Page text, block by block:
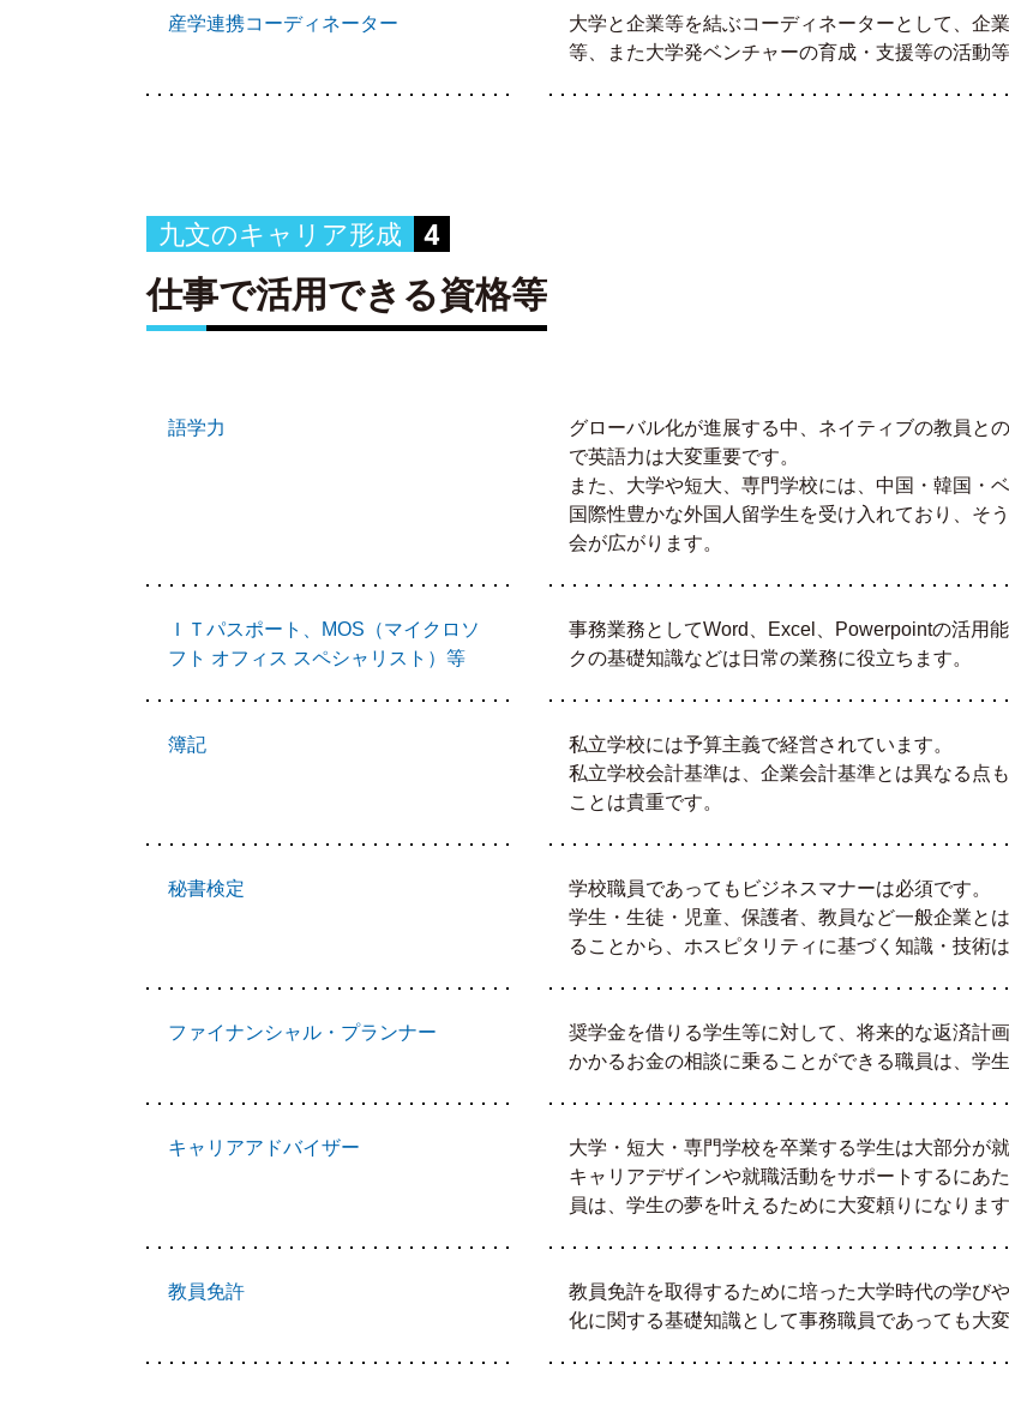
産学連携コーディネーター
大学と企業等を結ぶコーディネーターとして、企
等、また大学発ベンチャーの育成・支援等の活動
4
九文のキャリア形成
仕事で活用できる資格等
語学力
グローバル化が進展する中、ネイティブの教員と
で英語力は大変重要です。
また、大学や短大、専門学校には、中国・韓国・
国際性豊かな外国人留学生を受け入れており、そ
会が広がります。
ＩＴパスポート、MOS（マイクロソ
フト オフィス スペシャリスト）等
事務業務としてWord、Excel、Powerpointの活用
クの基礎知識などは日常の業務に役立ちます。
簿記
私立学校には予算主義で経営されています。
私立学校会計基準は、企業会計基準とは異なる点
ことは貴重です。
秘書検定
学校職員であってもビジネスマナーは必須です。
学生・生徒・児童、保護者、教員など一般企業と
ることから、ホスピタリティに基づく知識・技術
ファイナンシャル・プランナー
奨学金を借りる学生等に対して、将来的な返済計
かかるお金の相談に乗ることができる職員は、学
キャリアアドバイザー
大学・短大・専門学校を卒業する学生は大部分が
キャリアデザインや就職活動をサポートするにあ
員は、学生の夢を叶えるために大変頼りになります
教員免許
教員免許を取得するために培った大学時代の学び
化に関する基礎知識として事務職員であっても大変